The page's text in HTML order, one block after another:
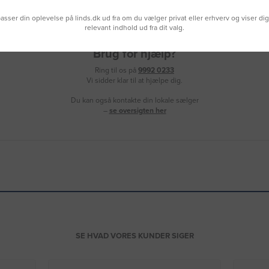
Brug for hjælp?
Ring til os på 9992 0233
Vi sidder klar til at hjælpe dig.
Du kan også kontakte din lokale sælger
– se oversigten her
SE HVAD VORES KUNDER SIGER
din oplevelse på linds.dk ud fra om du vælger privat eller erhverv og viser
relevant indhold ud fra dit valg.